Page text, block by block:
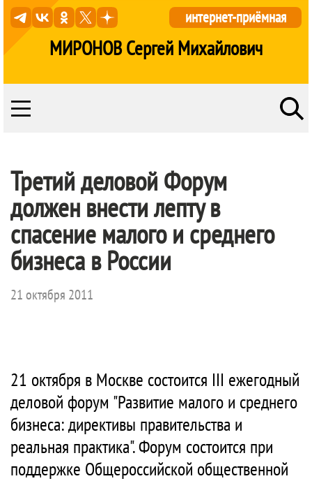
МИРОНОВ Сергей Михайлович
интернет-приёмная
Третий деловой Форум
должен внести лепту в
спасение малого и среднего
бизнеса в России
21 октября 2011
21 октября в Москве состоится III ежегодный
деловой форум "Развитие малого и среднего
бизнеса: директивы правительства и
реальная практика". Форум состоится при
поддержке Общероссийской общественной